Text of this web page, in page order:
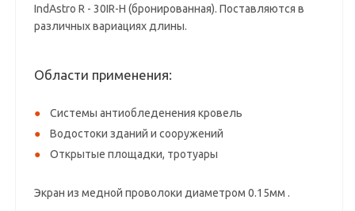
IndAstro R - 30IR-H (бронированная). Поставляются в
различных вариациях длины.
Области применения:
Системы антиобледенения кровель
Водостоки зданий и сооружений
Открытые площадки, тротуары
Экран из медной проволоки диаметром 0.15мм .